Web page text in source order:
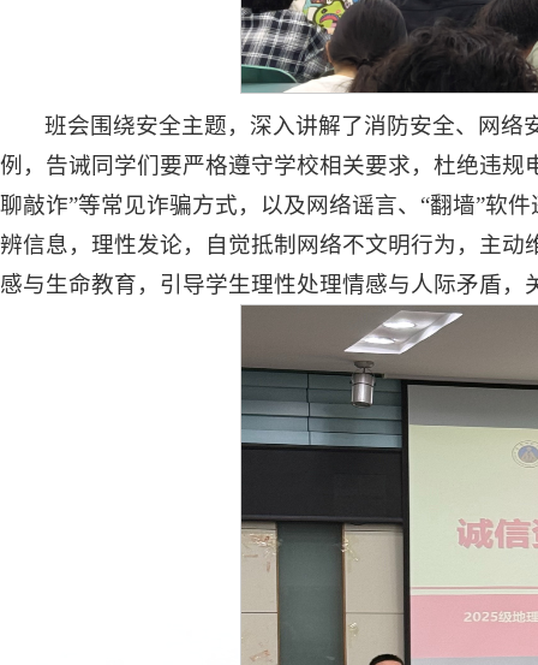
班会围绕安全主题，深入讲解了消防安全、网
例，告诫同学们要严格遵守学校相关要求，杜绝违
聊敲诈”等常见诈骗方式，以及网络谣言、“翻墙”软
辨信息，理性发论，自觉抵制网络不文明行为，主
感与生命教育，引导学生理性处理情感与人际矛盾